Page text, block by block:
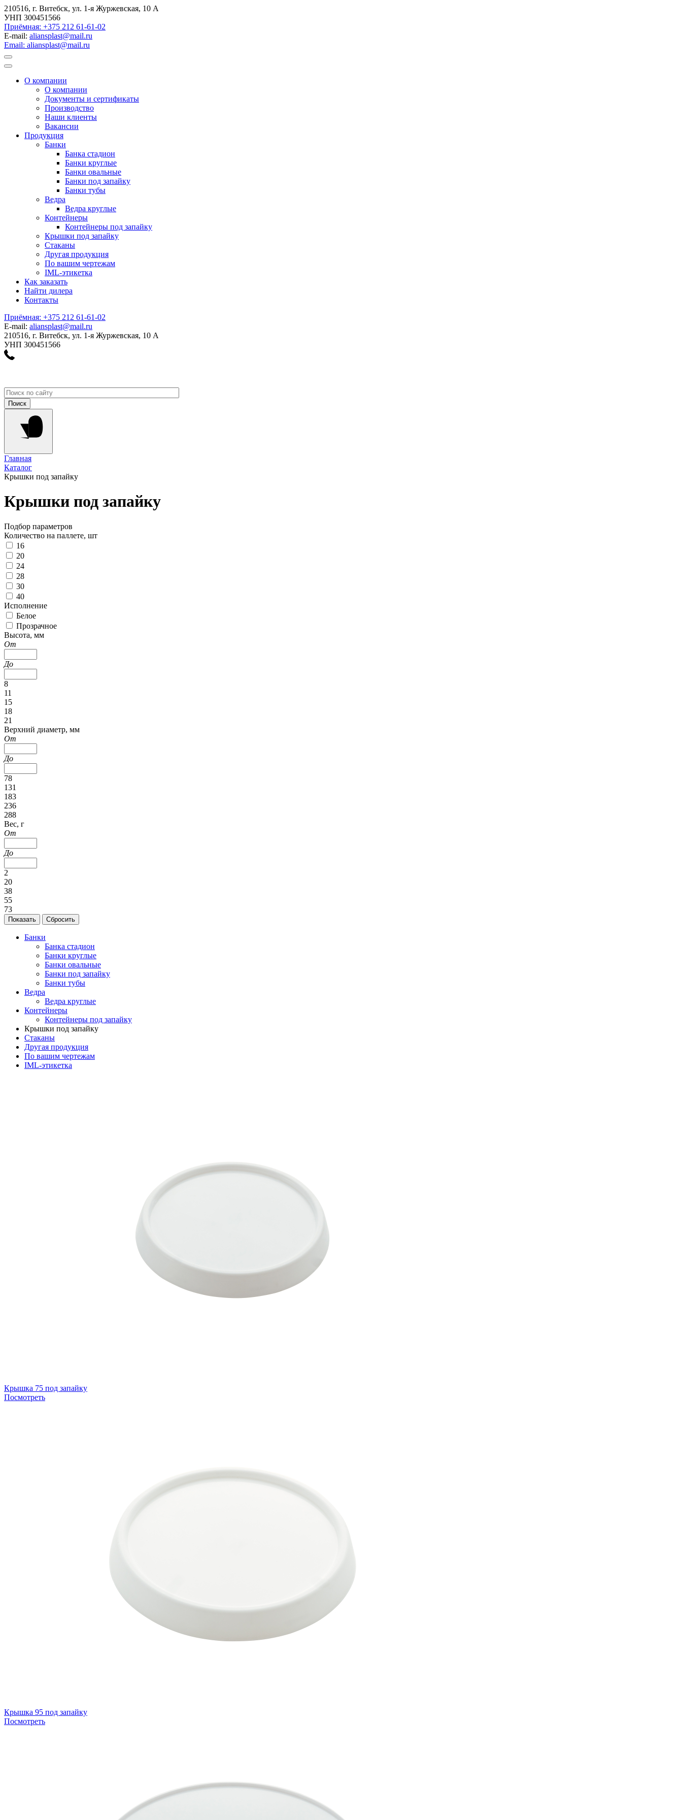
210516, г. Витебск, ул. 1-я Журжевская, 10 А
УНП 300451566
Приёмная: +375 212 61-61-02
E-mail: aliansplast@mail.ru
Email: aliansplast@mail.ru
О компании
О компании
Документы и сертификаты
Производство
Наши клиенты
Вакансии
Продукция
Банки
Банка стадион
Банки круглые
Банки овальные
Банки под запайку
Банки тубы
Ведра
Ведра круглые
Контейнеры
Контейнеры под запайку
Крышки под запайку
Стаканы
Другая продукция
По вашим чертежам
IML-этикетка
Как заказать
Найти дилера
Контакты
Приёмная: +375 212 61-61-02
E-mail: aliansplast@mail.ru
210516, г. Витебск, ул. 1-я Журжевская, 10 А
УНП 300451566
Главная
Каталог
Крышки под запайку
Крышки под запайку
Подбор параметров
Количество на паллете, шт
16
20
24
28
30
40
Исполнение
Белое
Прозрачное
Высота, мм
От
До
8
11
15
18
21
Верхний диаметр, мм
От
До
78
131
183
236
288
Вес, г
От
До
2
20
38
55
73
Банки
Банка стадион
Банки круглые
Банки овальные
Банки под запайку
Банки тубы
Ведра
Ведра круглые
Контейнеры
Контейнеры под запайку
Крышки под запайку
Стаканы
Другая продукция
По вашим чертежам
IML-этикетка
Крышка 75 под запайку
Посмотреть
Крышка 95 под запайку
Посмотреть